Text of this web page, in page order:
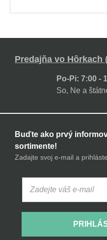
Predajňa vo Hôrkach
Po-Pi: 7:00 -
So, Ne a
Buďte ako prvý
sortimente!
Zadajte svoj e-mail a